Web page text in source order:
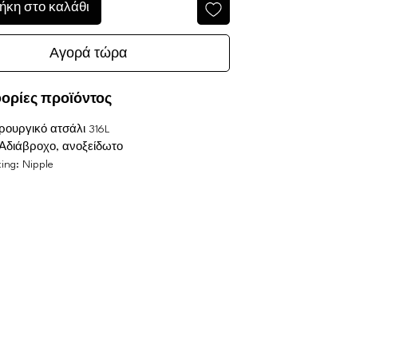
στο καλάθι
Αγορά τώρα
προϊόντος
ατσάλι 316L
Αδιάβροχο, ανοξείδωτο
Nipple